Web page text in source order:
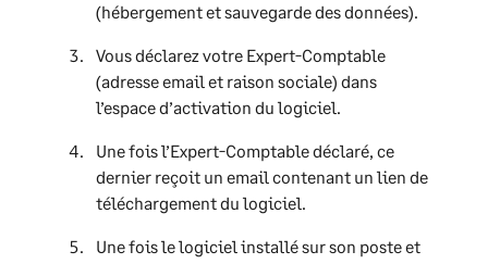
(hébergement et sauvegarde des données).
Vous déclarez votre Expert-Comptable
(adresse email et raison sociale) dans
l’espace d’activation du logiciel.
Une fois l’Expert-Comptable déclaré, ce
dernier reçoit un email contenant un lien de
téléchargement du logiciel.
Une fois le logiciel installé sur son poste et